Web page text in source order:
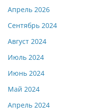
Апрель 2026
Сентябрь 2024
Август 2024
Июль 2024
Июнь 2024
Май 2024
Апрель 2024